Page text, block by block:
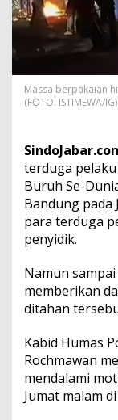
u
h
P
e
k
u
K
e
r
u
h
a
s
a
t
a
y
Massa berpakaian
(FOTO: ISTIMEWA/IG)
terduga
Buruh Se-
Bandung pada
para terduga
penyidik.
Namun
memberikan
ditahan
Kabid Humas
Rochmawan
mendalami
Jumat malam